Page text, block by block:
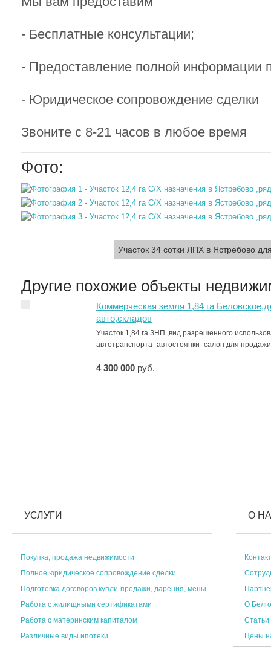
- Бесплатные консультации;
- Предоставление полной информации
- Юридическое сопровождение сделки
Звоните с 8-21 часов в любое время
Фото:
Участок 34 сотки ЛПХ в Ястребово
Другие похожие объекты
Коммерческая земля 1,84 га
авто,складов
Участок 1,84 га ЗНП ,вид разрешенного
автотранспорта -автостоянки -салон для
…
4 300 000 руб.
УСЛУГИ
Покупка, продажа недвижимости
Полное юридическое сопровождение сделки
Подготовка договоров купли-продажи, дарения, мены
Работа с жилищными сертификатами
Работа с материнским капиталом
Различные виды ипотеки
О
О
Статьи
Цены